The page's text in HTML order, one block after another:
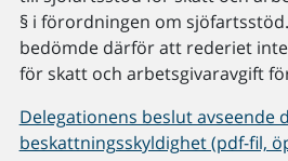
§ i förordningen om
bedömde därför att rederiet
för skatt och arbetsgivaravgift
Delegationens beslut avseende
beskattningsskyldighet (pdf-fil,